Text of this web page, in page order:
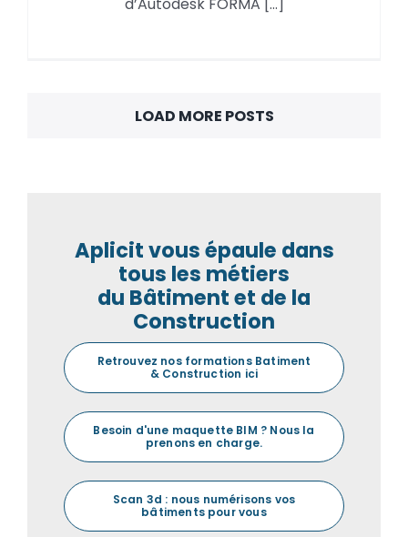
LOAD MORE POSTS
Aplicit vous épaule dans
tous les métiers
du Bâtiment et de la
Construction
Retrouvez nos formations Batiment
& Construction ici
Besoin d'une maquette BIM ? Nous la
prenons en charge.
Scan 3d : nous numérisons vos
bâtiments pour vous